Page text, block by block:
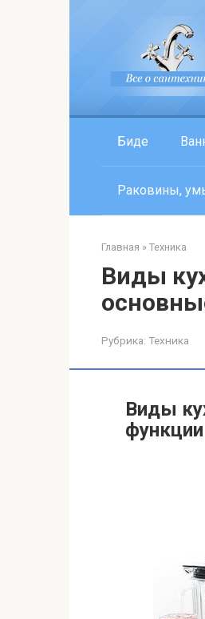
Биде
Раковины,
Главная » Техника
Виды
Рубрика: Техника
Виды
функции